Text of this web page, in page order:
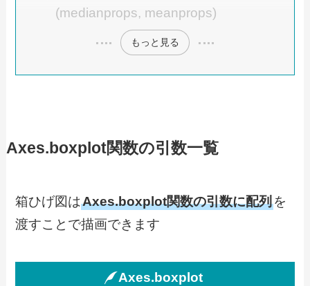
(medianprops, meanprops)
もっと見る
Axes.boxplot関数の引数一覧
箱ひげ図はAxes.boxplot関数の引数に配列を
渡すことで描画できます
Axes.boxplot